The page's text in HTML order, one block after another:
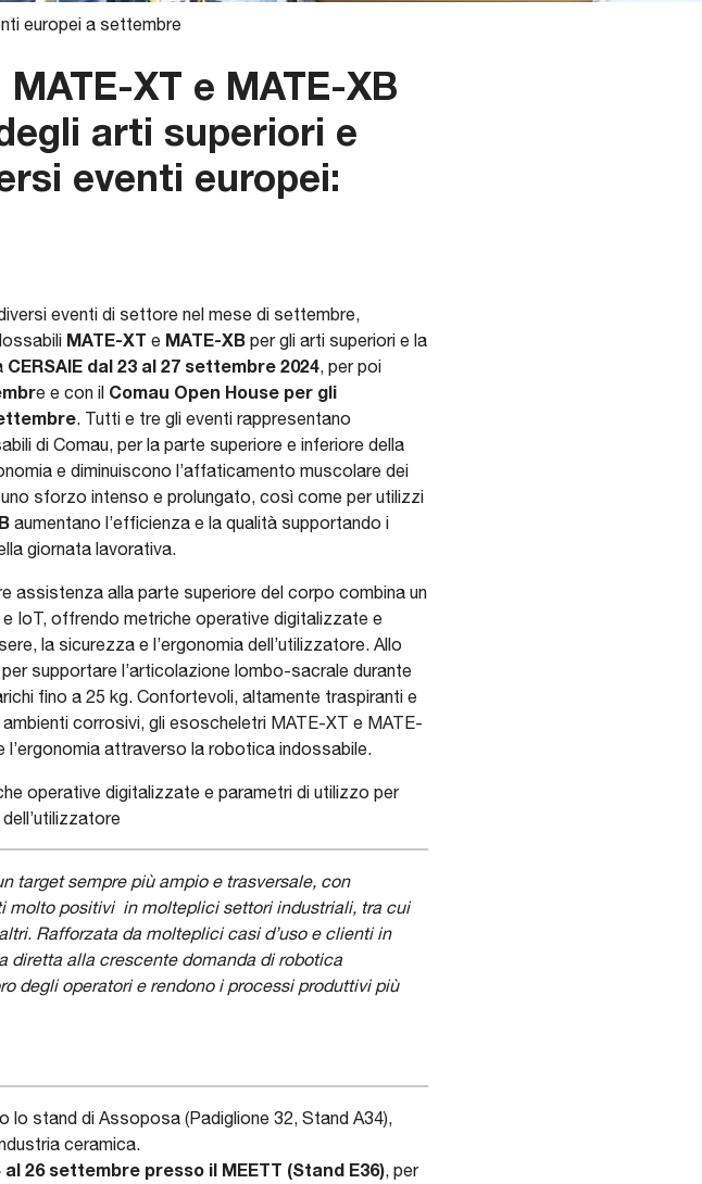
europei a settembre
MATE-XT e MATE-XB
arti superiori e
eventi europei:
eventi di settore nel mese di settembre,
MATE-XT e MATE-XB per gli arti superiori e la
CERSAIE dal 23 al 27 settembre 2024, per poi
e e con il Comau Open House per gli
. Tutti e tre gli eventi rappresentano
di Comau, per la parte superiore e inferiore della
e diminuiscono l’affaticamento muscolare dei
sforzo intenso e prolungato, così come per utilizzi
aumentano l’efficienza e la qualità supportando i
giornata lavorativa.
assistenza alla parte superiore del corpo combina un
IoT, offrendo metriche operative digitalizzate e
la sicurezza e l’ergonomia dell’utilizzatore. Allo
supportare l’articolazione lombo-sacrale durante
fino a 25 kg. Confortevoli, altamente traspiranti e
corrosivi, gli esoscheletri MATE-XT e MATE-
l’ergonomia attraverso la robotica indossabile.
operative digitalizzate e parametri di utilizzo per
target sempre più ampio e trasversale, con
molto positivi in molteplici settori industriali, tra cui
. Rafforzata da molteplici casi d’uso e clienti in
diretta alla crescente domanda di robotica
degli operatori e rendono i processi produttivi più
lo stand di Assoposa (Padiglione 32, Stand A34),
ceramica.
al 26 settembre presso il MEETT (Stand E36), per